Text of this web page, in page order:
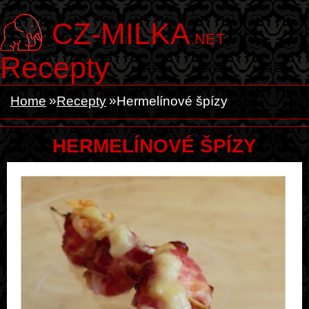
CZ-MILKA.NET
Recepty
Home Recepty Hermelínové špízy
HERMELÍNOVÉ ŠPÍZY